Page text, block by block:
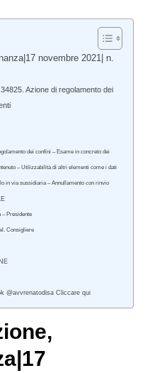
novembre 2021| n.
Azione di regolamento dei
dei confini – Esame in concreto dei
– Utilizzabilità di altri elementi come i dati
in via sussidiaria – Annullamento con rinvio
– Presidente
Consigliere
@avvrenatodisa Cliccare qui